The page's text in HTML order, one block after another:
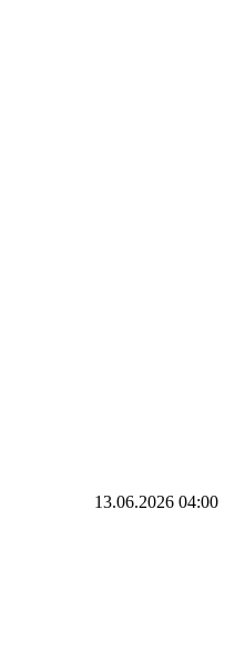
13.06.2026 04:00